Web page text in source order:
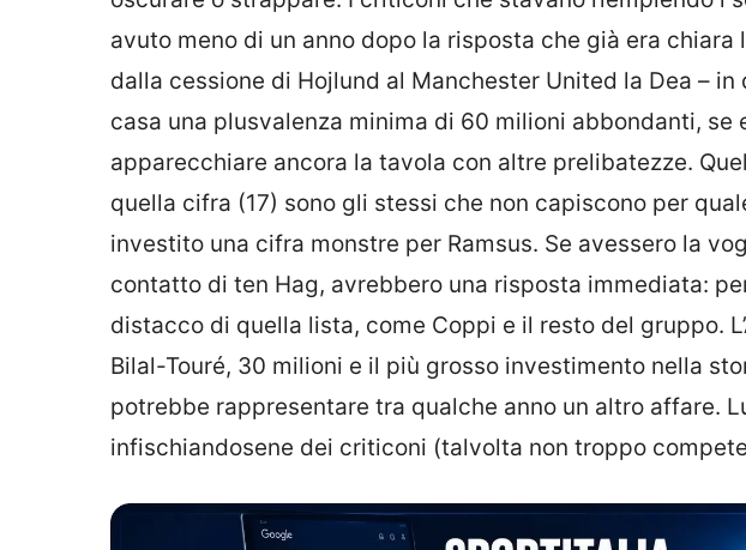
avuto meno di un anno dopo la risposta che già era
dalla cessione di Hojlund al Manchester United la Dea –
casa una plusvalenza minima di 60 milioni abbondanti,
apparecchiare ancora la tavola con altre prelibatezze.
quella cifra (17) sono gli stessi che non capiscono per
investito una cifra monstre per Ramsus. Se avessero la
contatto di ten Hag, avrebbero una risposta immediata:
distacco di quella lista, come Coppi e il resto del gruppo.
Bilal-Touré, 30 milioni e il più grosso investimento nella
potrebbe rappresentare tra qualche anno un altro affare.
infischiandosene dei criticoni (talvolta non troppo